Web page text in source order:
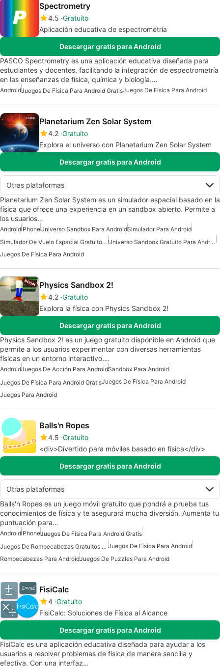
Spectrometry
4.5 Gratuito
Aplicación educativa de espectrometría
Descargar gratis para Android
PASCO Spectrometry es una aplicación educativa diseñada para
estudiantes y docentes, facilitando la integración de espectrometría
en las enseñanzas de física, química y biología.…
AndroidJuegos De Física Para Android GratisJuegos De Física Para Android
Planetarium Zen Solar System
4.2 Gratuito
Explora el universo con Planetarium Zen Solar System
Descargar gratis para Android
Otras plataformas
Planetarium Zen Solar System es un simulador espacial basado en la
física que ofrece una experiencia en un sandbox abierto. Permite a
los usuarios…
AndroidiPhoneUniverso Sandbox Para AndroidSimulador Para Android
Simulador De Vuelo Espacial Gratuito Para Android
Universo Sandbox Gratuito Para Android
Juegos De Física Para Android
Physics Sandbox 2!
4.2 Gratuito
Explora la física con Physics Sandbox 2!
Descargar gratis para Android
Physics Sandbox 2! es un juego gratuito disponible en Android que
permite a los usuarios experimentar con diversas herramientas
físicas en un entorno interactivo.…
AndroidJuegos De Acción Para AndroidSandbox Para Android
Juegos De Física Para Android GratisJuegos De Física Para Android
Juegos Para Android
Balls'n Ropes
4.5 Gratuito
<div>Divertido para móviles basado en física</div>
Descargar gratis para Android
Otras plataformas
Balls'n Ropes es un juego móvil gratuito que pondrá a prueba tus
conocimientos de física y te asegurará mucha diversión. Aumenta tu
puntuación para…
AndroidiPhoneJuegos De Física Para Android Gratis
Juegos De Rompecabezas Gratuitos Para Android Juegos De Física Para Android
Rompecabezas Para AndroidJuegos De Puzzles Para Android
FisiCalc
4 Gratuito
FisiCalc: Soluciones de Física al Alcance
Descargar gratis para Android
FisiCalc es una aplicación educativa diseñada para ayudar a los
usuarios a resolver problemas de física de manera sencilla y
efectiva. Con una interfaz…